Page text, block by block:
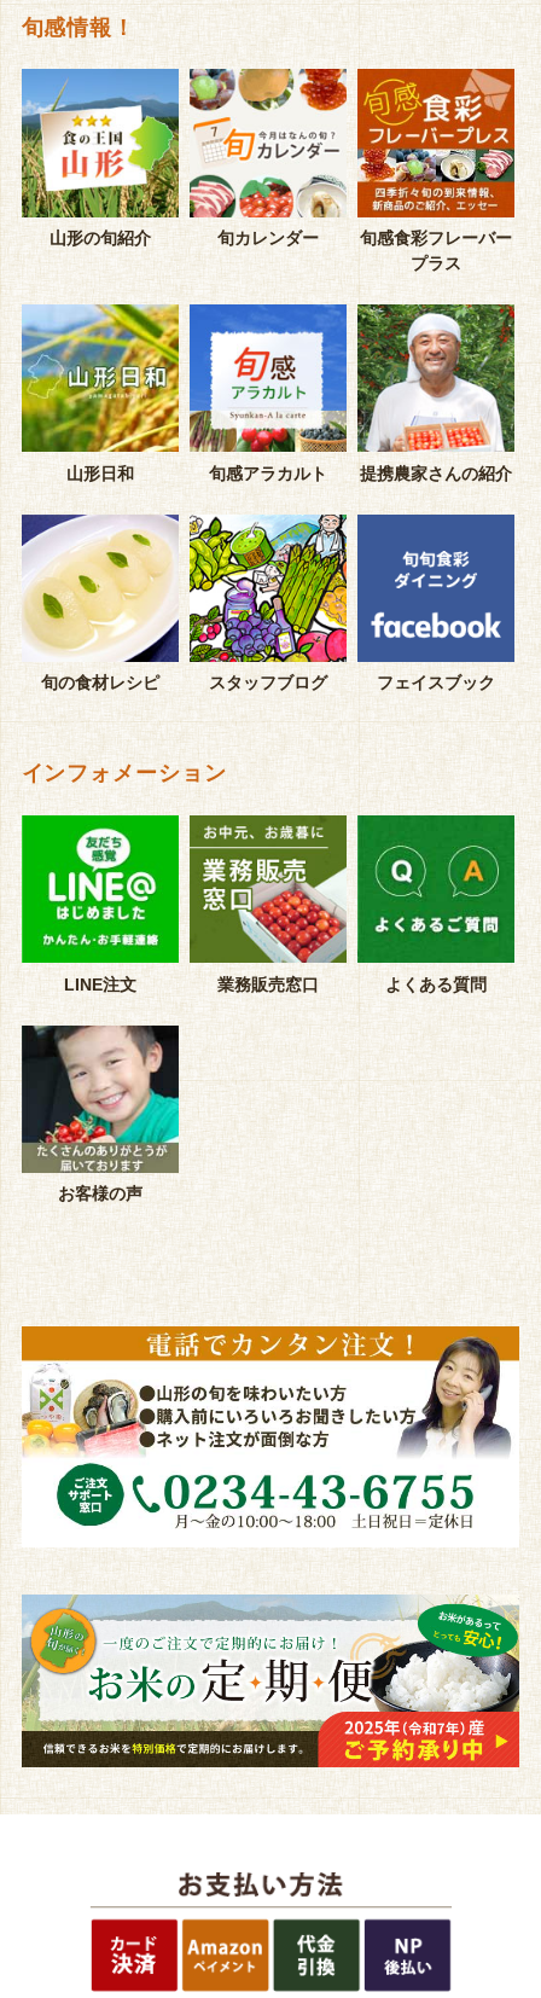
旬感情報！
山形の旬紹介 旬カレンダー
旬感食彩フレーバー
プラス
山形日和 旬感アラカルト 提携農家さんの紹介
旬の食材レシピ スタッフブログ フェイスブック
インフォメーション
LINE注文 業務販売窓口 よくある質問
お客様の声